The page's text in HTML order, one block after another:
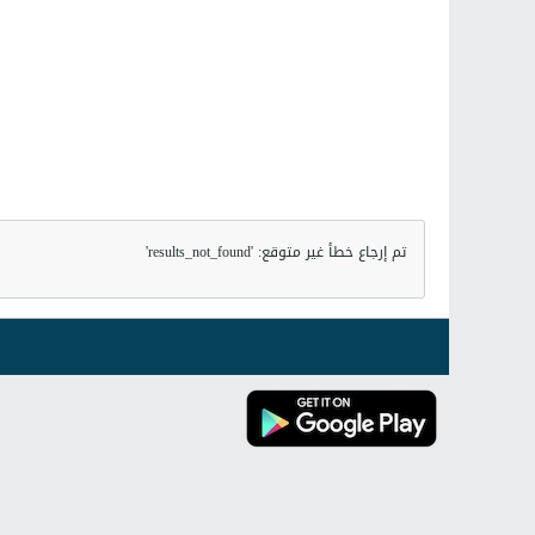
تم إرجاع خطأ غير متوقع: 'results_not_found'